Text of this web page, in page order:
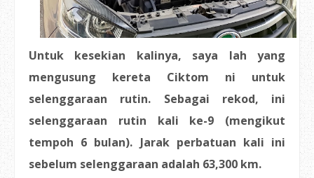
Untuk kesekian kalinya, saya lah yang
mengusung kereta Ciktom ni untuk
selenggaraan rutin. Sebagai rekod, ini
selenggaraan rutin kali ke-9 (mengikut
tempoh 6 bulan). Jarak perbatuan kali ini
sebelum selenggaraan adalah 63,300 km.